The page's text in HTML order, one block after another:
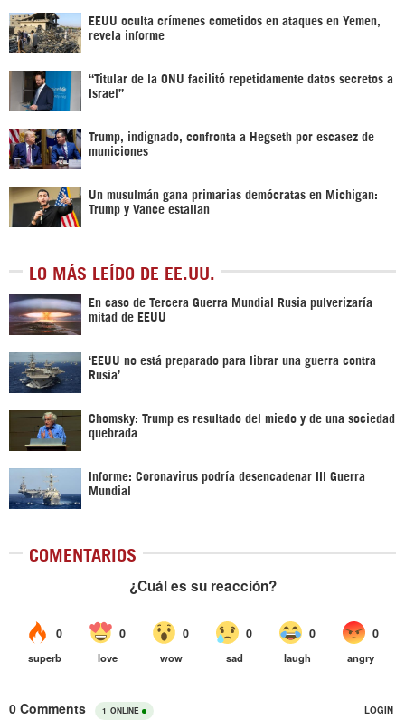
EEUU oculta crímenes cometidos en ataques en Yemen,
revela informe
“Titular de la ONU facilitó repetidamente datos secretos a
Israel”
Trump, indignado, confronta a Hegseth por escasez de
municiones
Un musulmán gana primarias demócratas en Michigan:
Trump y Vance estallan
LO MÁS LEÍDO DE EE.UU.
En caso de Tercera Guerra Mundial Rusia pulverizaría
mitad de EEUU
‘EEUU no está preparado para librar una guerra contra
Rusia’
Chomsky: Trump es resultado del miedo y de una sociedad
quebrada
Informe: Coronavirus podría desencadenar III Guerra
Mundial
COMENTARIOS